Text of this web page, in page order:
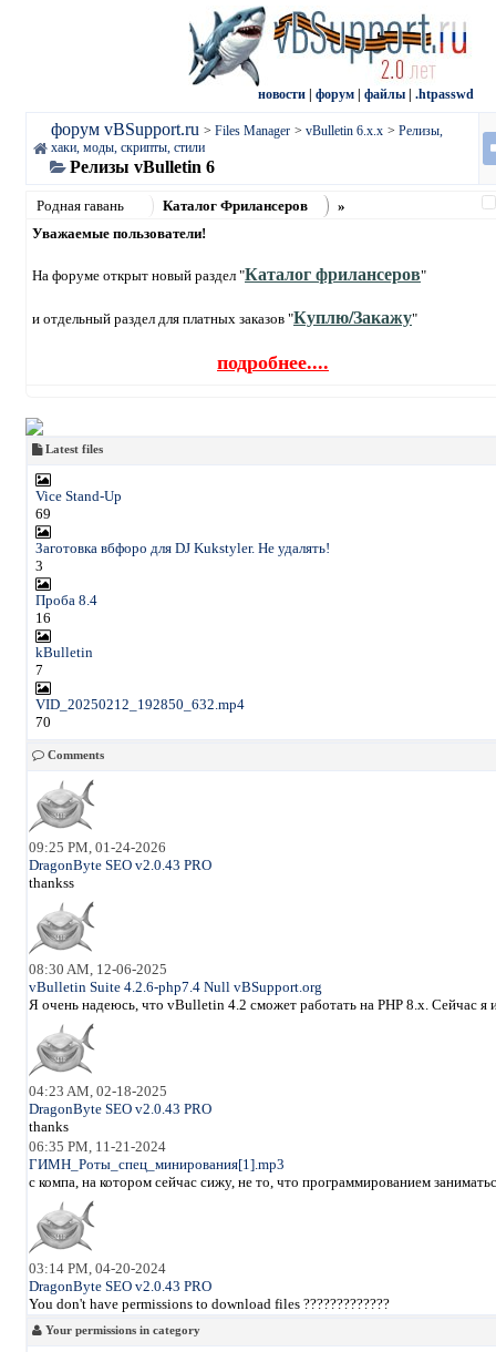
новости форум файлы .htpasswd
форум vBSupport.ru > Files Manager > vBulletin 6.x.x > Релизы,
хаки, моды, скрипты, стили
Релизы vBulletin 6
Родная гавань Каталог Фрилансеров
»
Уважаемые пользователи!
На форуме открыт новый раздел "Каталог фрилансеров"
и отдельный раздел для платных заказов "Куплю/Закажу"
подробнее....
Latest files
Vice Stand-Up
69
Заготовка вбфоро для DJ Kukstyler. Не удалять!
3
Проба 8.4
16
kBulletin
7
VID_20250212_192850_632.mp4
70
Comments
09:25 PM, 01-24-2026
DragonByte SEO v2.0.43 PRO
thankss
08:30 AM, 12-06-2025
vBulletin Suite 4.2.6-php7.4 Null vBSupport.org
Я очень надеюсь, что vBulletin 4.2 сможет работать на PHP 8.x. Сейчас
04:23 AM, 02-18-2025
DragonByte SEO v2.0.43 PRO
thanks
06:35 PM, 11-21-2024
ГИМН_Роты_спец_минирования[1].mp3
с компа, на котором сейчас сижу, не то, что программированием
03:14 PM, 04-20-2024
DragonByte SEO v2.0.43 PRO
You don't have permissions to download files ?????????????
Your permissions in category